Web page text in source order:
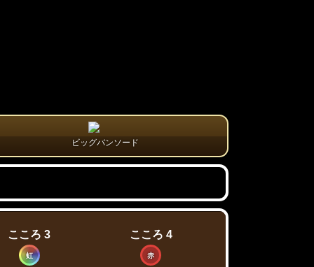
ビッグバンソード
こころ 3
虹
こころ 4
赤